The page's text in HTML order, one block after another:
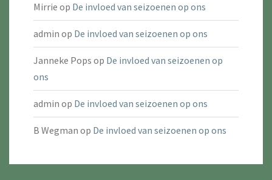
Mirrie op De invloed van seizoenen op ons
admin op De invloed van seizoenen op ons
Janneke Pops op De invloed van seizoenen op
ons
admin op De invloed van seizoenen op ons
B Wegman op De invloed van seizoenen op ons